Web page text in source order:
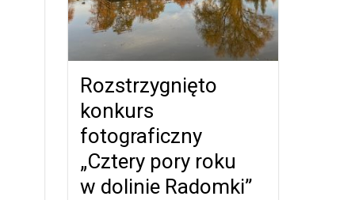
Rozstrzygnięto
konkurs
fotograficzny
„Cztery pory roku
w dolinie Radomki”